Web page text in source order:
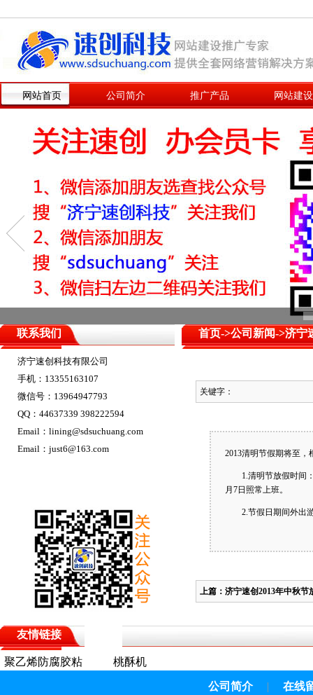
网站首页 公司简介 推广产品 网站建设
首页->公司新闻->济宁
关键字：
2013清明节假期将至
1.清明节放假时间：
月7日照常上班。
2.节假日期间外出游
上篇： 济宁速创2013年中秋节
联系我们
济宁速创科技有限公司
手机：13355163107
微信号：13964947793
QQ：44637339 398222594
Email：lining@sdsuchuang.com
Email：just6@163.com
友情链接
聚乙烯防腐胶粘
桃酥机
公司简介 | 在线